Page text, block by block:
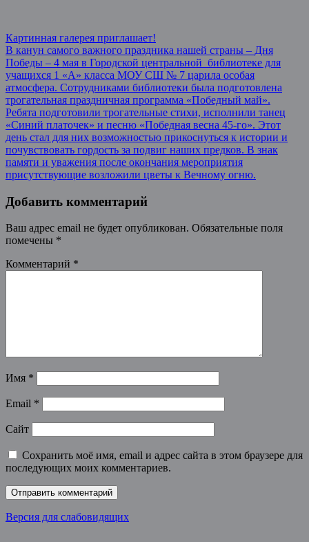
Post
navigation
Картинная галерея приглашает!
В канун самого важного праздника нашей страны – Дня
Победы – 4 мая в Городской центральной библиотеке для
учащихся 1 «А» класса МОУ СШ № 7 царила особая
атмосфера. Сотрудниками библиотеки была подготовлена
трогательная праздничная программа «Победный май».
Ребята подготовили трогательные стихи, исполнили танец
«Синий платочек» и песню «Победная весна 45-го». Этот
день стал для них возможностью прикоснуться к истории и
почувствовать гордость за подвиг наших предков. В знак
памяти и уважения после окончания мероприятия
присутствующие возложили цветы к Вечному огню.
Добавить комментарий
Ваш адрес email не будет опубликован. Обязательные поля
помечены *
Комментарий *
Имя *
Email *
Сайт
Сохранить моё имя, email и адрес сайта в этом браузере для
последующих моих комментариев.
Версия для слабовидящих